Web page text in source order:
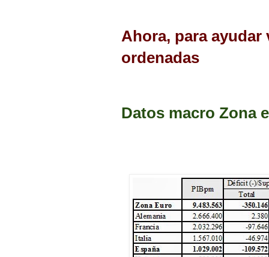
Ahora, para
ordenadas
Datos macro Zona